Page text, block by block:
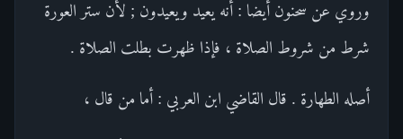
وروي عن سحنون أيضا : أنه يعيد ويعيدون ; لأن ستر العورة
شرط من شروط الصلاة ، فإذا ظهرت بطلت الصلاة .
أصله الطهارة . قال القاضي ابن العربي : أما من قال ،